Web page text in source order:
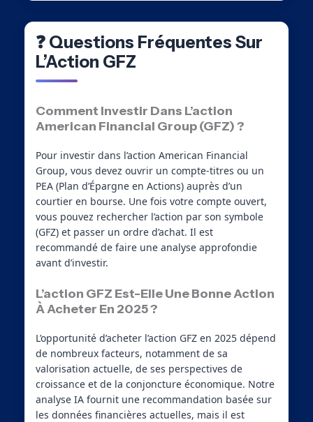
❓ Questions Fréquentes Sur
L’Action GFZ
Comment Investir Dans L’action
American Financial Group (GFZ) ?
Pour investir dans l’action American Financial
Group, vous devez ouvrir un compte-titres ou un
PEA (Plan d’Épargne en Actions) auprès d’un
courtier en bourse. Une fois votre compte ouvert,
vous pouvez rechercher l’action par son symbole
(GFZ) et passer un ordre d’achat. Il est
recommandé de faire une analyse approfondie
avant d’investir.
L’action GFZ Est-Elle Une Bonne Action
À Acheter En 2025 ?
L’opportunité d’acheter l’action GFZ en 2025 dépend
de nombreux facteurs, notamment de sa
valorisation actuelle, de ses perspectives de
croissance et de la conjoncture économique. Notre
analyse IA fournit une recommandation basée sur
les données financières actuelles, mais il est